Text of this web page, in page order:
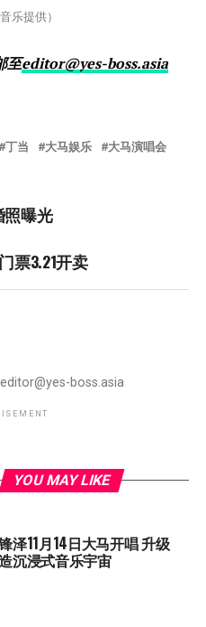
乐提供）
至editor@yes-boss.asia
丁当 大马娱乐
大马演唱会
照曝光
票3.21开卖
editor@yes-boss.asia
YOU MAY LIKE
泽11月14日大马开唱 升级
沉浸式音乐宇宙